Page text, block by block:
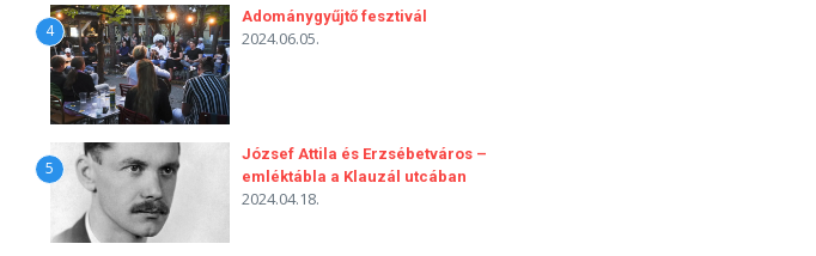
4
Adománygyűjtő fesztivál
2024.06.05.
5
József Attila és Erzsébetváros –
emléktábla a Klauzál utcában
2024.04.18.